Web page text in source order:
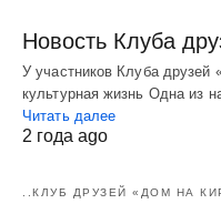
Новость Клуба
У участников Клуба
культурная жизнь Одна из
Читать далее
2 года ago
..КЛУБ ДРУЗЕЙ «ДОМ НА